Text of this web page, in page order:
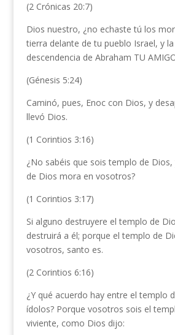
(2 Crónicas 20:7)
Dios nuestro, ¿no echaste tú los
tierra delante de tu pueblo Israel, y
descendencia de Abraham TU
(Génesis 5:24)
Caminó, pues, Enoc con Dios, y
llevó Dios.
(1 Corintios 3:16)
¿No sabéis que sois templo de Dios,
de Dios mora en vosotros?
(1 Corintios 3:17)
Si alguno destruyere el templo de
destruirá a él; porque el templo de
vosotros, santo es.
(2 Corintios 6:16)
¿Y qué acuerdo hay entre el templo
ídolos? Porque vosotros sois el
viviente, como Dios dijo: